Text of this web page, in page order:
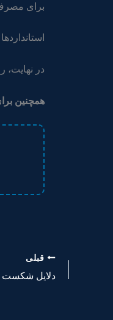
برای
در نهایت،
همچنین
قبلی
دلایل شکست